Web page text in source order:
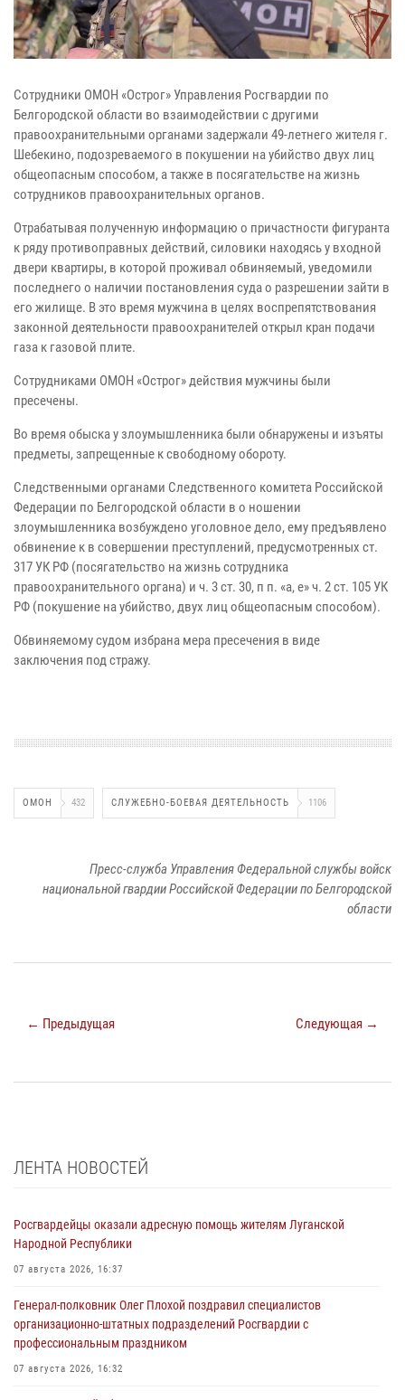
Сотрудники ОМОН «Острог» Управления Росгвардии по
Белгородской области во взаимодействии с другими
правоохранительными органами задержали 49-летнего жителя г.
Шебекино, подозреваемого в покушении на убийство двух лиц
общеопасным способом, а также в посягательстве на жизнь
сотрудников правоохранительных органов.
Отрабатывая полученную информацию о причастности фигуранта
к ряду противоправных действий, силовики находясь у входной
двери квартиры, в которой проживал обвиняемый, уведомили
последнего о наличии постановления суда о разрешении зайти в
его жилище. В это время мужчина в целях воспрепятствования
законной деятельности правоохранителей открыл кран подачи
газа к газовой плите.
Сотрудниками ОМОН «Острог» действия мужчины были
пресечены.
Во время обыска у злоумышленника были обнаружены и изъяты
предметы, запрещенные к свободному обороту.
Следственными органами Следственного комитета Российской
Федерации по Белгородской области в о ношении
злоумышленника возбуждено уголовное дело, ему предъявлено
обвинение к в совершении преступлений, предусмотренных ст.
317 УК РФ (посягательство на жизнь сотрудника
правоохранительного органа) и ч. 3 ст. 30, п п. «а, е» ч. 2 ст. 105 УК
РФ (покушение на убийство, двух лиц общеопасным способом).
Обвиняемому судом избрана мера пресечения в виде
заключения под стражу.
ОМОН 432 СЛУЖЕБНО-БОЕВАЯ ДЕЯТЕЛЬНОСТЬ 1106
Пресс-служба Управления Федеральной службы войск
национальной гвардии Российской Федерации по Белгородской
области
← Предыдущая Следующая →
ЛЕНТА НОВОСТЕЙ
Росгвардейцы оказали адресную помощь жителям Луганской
Народной Республики
07 августа 2026, 16:37
Генерал-полковник Олег Плохой поздравил специалистов
организационно-штатных подразделений Росгвардии с
профессиональным праздником
07 августа 2026, 16:32